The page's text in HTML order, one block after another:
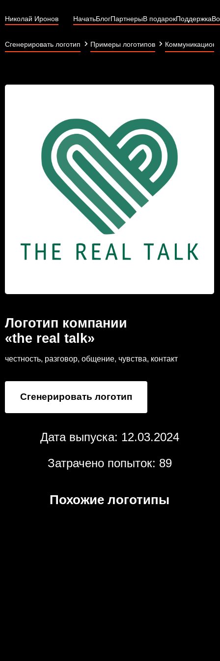
Николай Иронов НачатьБлогПартнерыВ подарокПоддержка
Сгенерировать логотип Примеры логотипов
Логотип компании
«the real talk»
честность, разговор, общение, чувства, контакт
Сгенерировать логотип
Дата выпуска: 12.03.2024
Затрачено попыток: 89
Похожие логотипы